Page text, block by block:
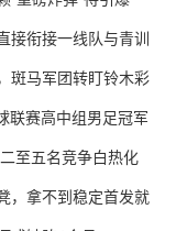
接衔接一线队与青训
斑马军团转盯铃木彩
联赛高中组男足冠军
至五名竞争白热化
，拿不到稳定首发就